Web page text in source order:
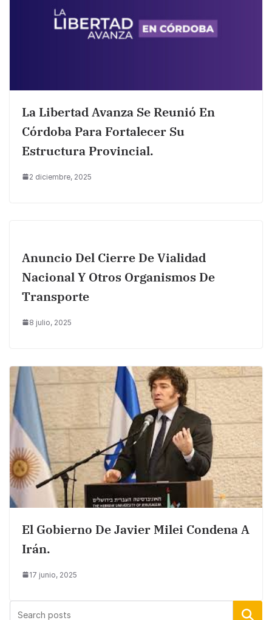
La Libertad Avanza Se Reunió En
Córdoba Para Fortalecer Su
Estructura Provincial.
2 diciembre, 2025
Anuncio Del Cierre De Vialidad
Nacional Y Otros Organismos De
Transporte
8 julio, 2025
El Gobierno De Javier Milei Condena A
Irán.
17 junio, 2025
Buscar